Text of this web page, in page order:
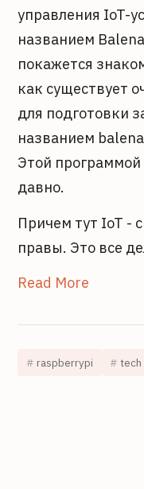
управления IoT-
названием
покажется
как существует
для подготовки
названием
Этой
давно.
Причем тут IoT -
правы. Это все
Read More
raspberrypi tech